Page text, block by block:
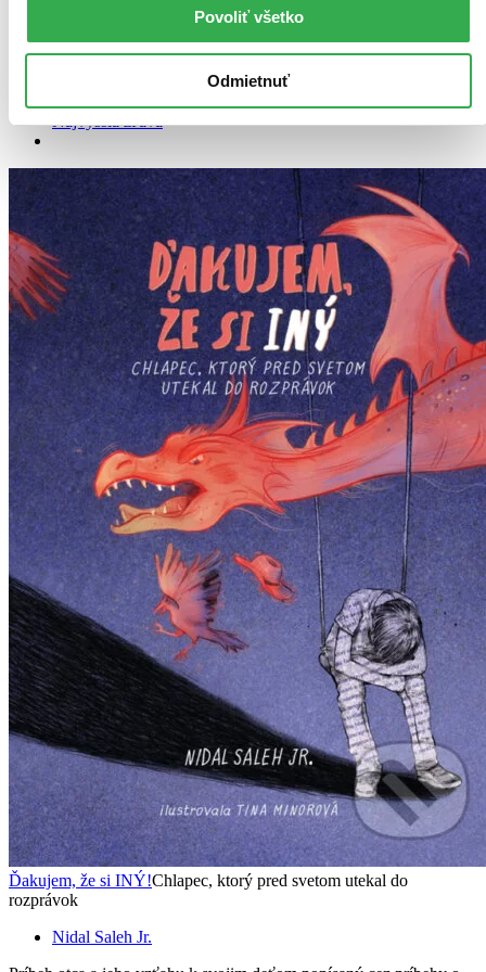
Povoliť všetko
Odmietnuť
Top hodnotené
Najvyššia zľava
Ďakujem, že si INÝ!Chlapec, ktorý pred svetom utekal do
rozprávok
Nidal Saleh Jr.